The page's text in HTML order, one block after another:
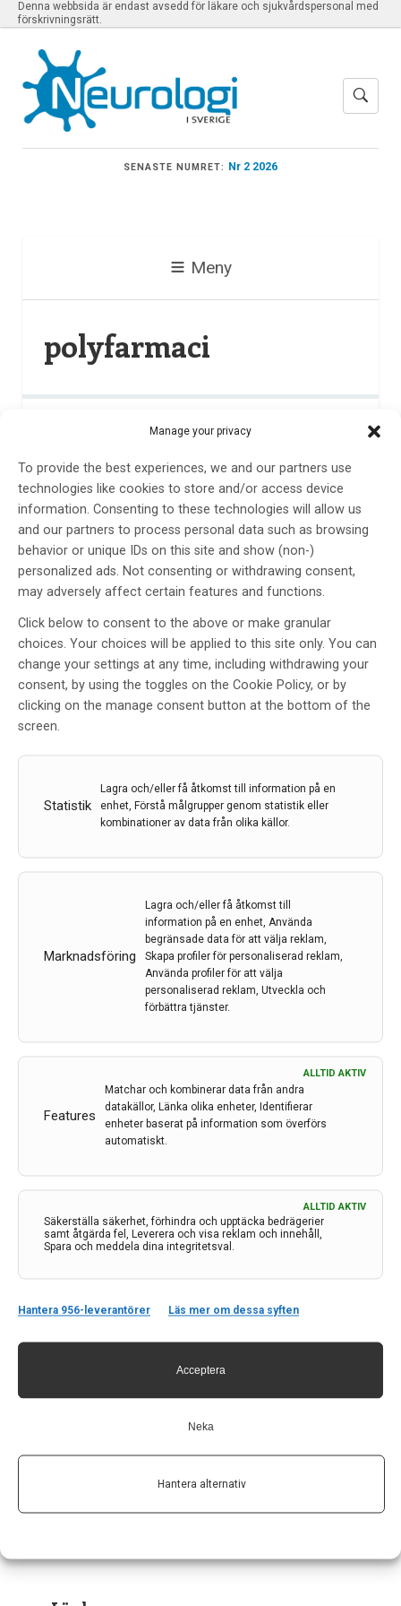
Manage your privacy
To provide the best experiences, we and our partners use
technologies like cookies to store and/or access device
information. Consenting to these technologies will allow us
and our partners to process personal data such as browsing
behavior or unique IDs on this site and show (non-)
personalized ads. Not consenting or withdrawing consent,
may adversely affect certain features and functions.
Click below to consent to the above or make granular
choices. Your choices will be applied to this site only. You can
change your settings at any time, including withdrawing your
consent, by using the toggles on the Cookie Policy, or by
clicking on the manage consent button at the bottom of the
screen.
Statistik
Lagra och/eller få åtkomst till information på en
enhet, Förstå målgrupper genom statistik eller
kombinationer av data från olika källor.
Marknadsföring
Lagra och/eller få åtkomst till
information på en enhet, Använda
begränsade data för att välja reklam,
Skapa profiler för personaliserad reklam,
Använda profiler för att välja
personaliserad reklam, Utveckla och
förbättra tjänster.
Features
ALLTID AKTIV
Matchar och kombinerar data från andra
datakällor, Länka olika enheter, Identifierar
enheter baserat på information som överförs
automatiskt.
Säkerställa säkerhet, förhindra och upptäcka bedrägerier
samt åtgärda fel, Leverera och visa reklam och innehåll,
Spara och meddela dina integritetsval.
ALLTID AKTIV
Hantera 956-leverantörer Läs mer om dessa syften
Acceptera
Neka
Hantera alternativ
Denna webbsida är endast avsedd för läkare och sjukvårdspersonal med
förskrivningsrätt.
SENASTE NUMRET: Nr 2 2026
Meny
polyfarmaci
Ny läkemedelsplan ska främja
AvJönköping University
13 jul 2023
Etiketter: äldre Jönköping University, patientsäkerhet
Äldre personer med polyfarmaci (många förskrivna
läkemedel) löper en ökad risk att skadas av mediciner,
vilket är en global patientsäkerhetsutmaning. Äldre
personers deltagande i sin egen vård kan öka
patientsäkerheten. Ny forskning från Jönköping
University har tittat närmare på detta och har bland
annat tagit fram en prototyp till en ny läkemedelsplan.
och polyfarmaci
Karolinska Institutet
2 feb 2023
,Karolinska Institutet,polyfarmaci,
påtaglig sårbarhet för negativa hälsoeffekter. Det
utgör ett ökande folkhälsoproblem i takt med att det
blir fler och fler riktigt gamla i befolkningen.
c/o Forskaren Office Hub
113 68 Stockholm